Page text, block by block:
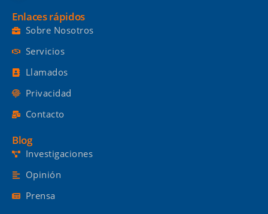
Enlaces rápidos
Sobre Nosotros
Servicios
Llamados
Privacidad
Contacto
Blog
Investigaciones
Opinión
Prensa